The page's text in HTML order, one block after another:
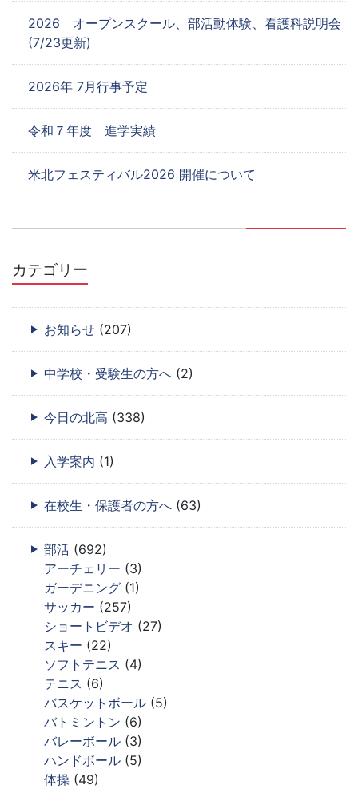
2026 オープンスクール、部活動体験、看護科説明会
(7/23更新)
2026年 7月行事予定
令和７年度 進学実績
米北フェスティバル2026 開催について
カテゴリー
お知らせ (207)
中学校・受験生の方へ (2)
今日の北高 (338)
入学案内 (1)
在校生・保護者の方へ (63)
部活 (692)
アーチェリー (3)
ガーデニング (1)
サッカー (257)
ショートビデオ (27)
スキー (22)
ソフトテニス (4)
テニス (6)
バスケットボール (5)
バトミントン (6)
バレーボール (3)
ハンドボール (5)
体操 (49)